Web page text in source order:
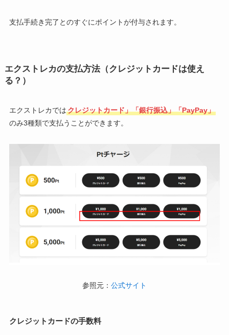
支払手続き完了とのすぐにポイントが付与されます。
エクストレカの支払方法（クレジットカードは使え
る？）
エクストレカではクレジットカード」「銀行振込」「PayPay」
のみ3種類で支払うことができます。
参照元： 公式サイト
クレジットカードの手数料